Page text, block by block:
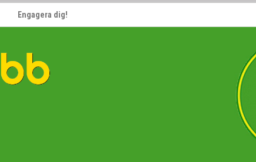
Engagera dig!